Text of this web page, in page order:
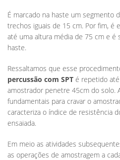
É marcado na haste um segmento
trechos iguais de 15 cm. Por fim, é
até uma altura média de 75 cm e é
haste.
Ressaltamos que esse
percussão com SPT é repetido
amostrador penetre 45cm do solo.
fundamentais para cravar o
caracteriza o índice de resistência
ensaiada.
Em meio as atividades
as operações de amostragem a